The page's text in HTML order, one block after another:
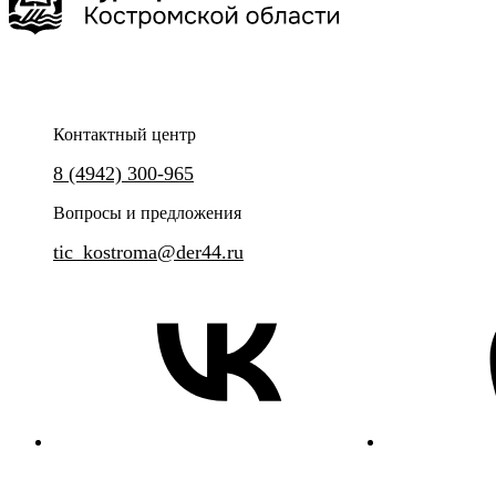
Групповая сборная экскурсия по центру Костромы.
Контактный центр
8 (4942) 300-965
Вопросы и предложения
tic_kostroma@der44.ru